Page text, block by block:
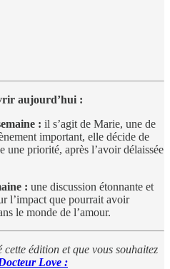
aujourd’hui :
: il s’agit de Marie, une de
important, elle décide de
une priorité, après l’avoir délaissée
: une discussion étonnante et
l’impact que pourrait avoir
le monde de l’amour.
édition et que vous souhaitez
Love :